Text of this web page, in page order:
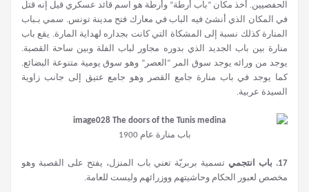
الحفصيين. أخذ مكان “باب أرطة” وأرطة هو اسم قائد عسكري قيل إنه قتل
في المكان الذي أنشئ فيه الباب في معارك فتح مدينة تونس. سمي بـباب
المنارة كذلك نسبة إلى المشكاة التي كانت بجداره لهداية المارة. يقع باب
منارة بين باب الجديد الذي بدوره مجاور لباب الفلة وبين ساحة القصبة.
يوجد من ورائه يوجد سوق المر “العصر” وهو سوق يومية متنوعة البضائع.
كما يوجد في باب منارة جامع القصر وهو جامع عتيق إلى جانب زاوية
السيدة عربية.
باب منارة عام 1900
17. باب انتجمي تسمية بربريّة تعني باب المنزل، يفتح على القصبة وهو
مخصص لعبور الحكام وحاشيتهم ووزرائهم وليست للعامة.